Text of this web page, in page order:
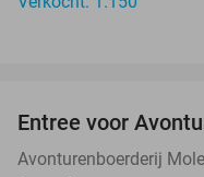
Entree voor
Avonturenboerderij